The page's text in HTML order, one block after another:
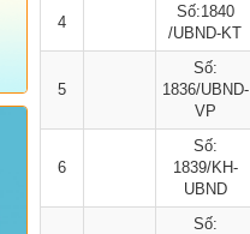
4
Số:1840
/UBND-KT
5
Số:
1836/UBND-
VP
6
Số:
1839/KH-
UBND
Số: